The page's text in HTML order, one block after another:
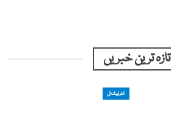
تازہ ترین خبریں
انٹرنیشنل